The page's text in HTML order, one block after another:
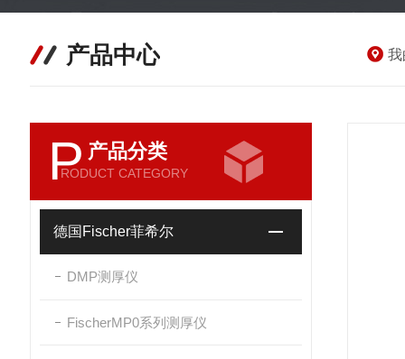
产品中心 我
P 产品分类
RODUCT CATEGORY
德国Fischer菲希尔
DMP测厚仪
FischerMP0系列测厚仪